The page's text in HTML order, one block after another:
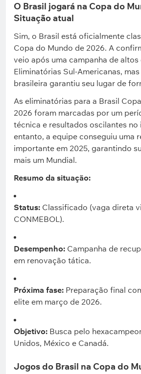
O Brasil jogará na Copa do
Situação atual
Sim, o Brasil está oficialmente
Copa do Mundo de 2026. A
veio após uma campanha de altos
Eliminatórias Sul-Americanas,
brasileira garantiu seu lugar de
As eliminatórias para a Brasil
2026 foram marcadas por um
técnica e resultados oscilantes no
entanto, a equipe conseguiu uma
importante em 2025, garantindo
mais um Mundial.
Resumo da situação:
Status: Classificado (vaga direta
CONMEBOL).
Desempenho: Campanha de
em renovação tática.
Próxima fase: Preparação final
elite em março de 2026.
Objetivo: Busca pelo
Unidos, México e Canadá.
Jogos do Brasil na Copa do